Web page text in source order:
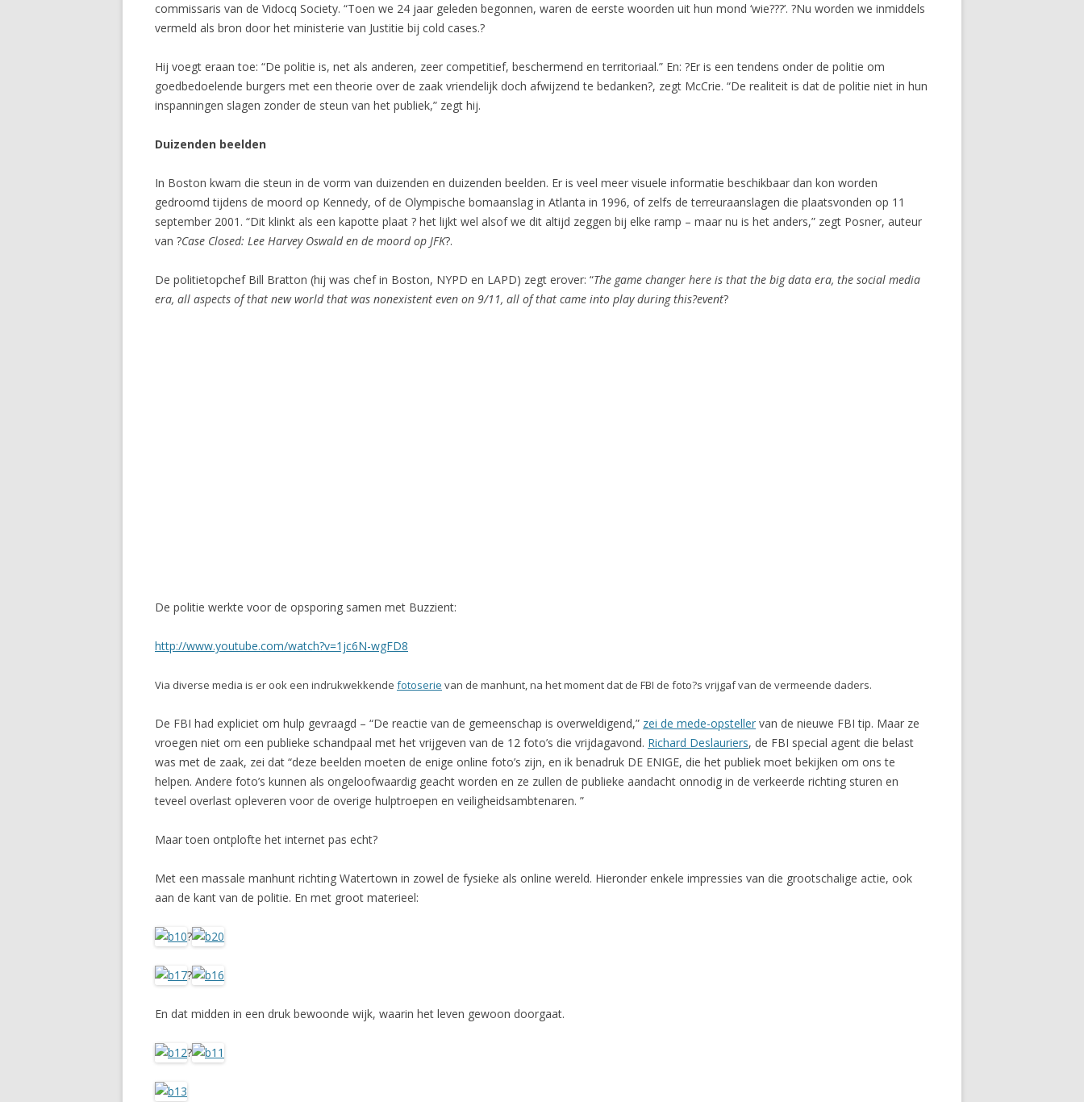
commissaris van de Vidocq Society. “Toen we 24 jaar geleden begonnen, waren de eerste woorden uit hun mond ‘wie???’. ?Nu worden we inmiddels
vermeld als bron door het ministerie van Justitie bij cold cases.?
Hij voegt eraan toe: “De politie is, net als anderen, zeer competitief, beschermend en territoriaal.” En: ?Er is een tendens onder de politie om
goedbedoelende burgers met een theorie over de zaak vriendelijk doch afwijzend te bedanken?, zegt McCrie. “De realiteit is dat de politie niet in hun
inspanningen slagen zonder de steun van het publiek,” zegt hij.
Duizenden beelden
In Boston kwam die steun in de vorm van duizenden en duizenden beelden. Er is veel meer visuele informatie beschikbaar dan kon worden
gedroomd tijdens de moord op Kennedy, of de Olympische bomaanslag in Atlanta in 1996, of zelfs de terreuraanslagen die plaatsvonden op 11
september 2001. “Dit klinkt als een kapotte plaat ? het lijkt wel alsof we dit altijd zeggen bij elke ramp – maar nu is het anders,” zegt Posner, auteur
van ?Case Closed: Lee Harvey Oswald en de moord op JFK?.
De politietopchef Bill Bratton (hij was chef in Boston, NYPD en LAPD) zegt erover: “The game changer here is that the big data era, the social media
era, all aspects of that new world that was nonexistent even on 9/11, all of that came into play during this?event?
De politie werkte voor de opsporing samen met Buzzient:
http://www.youtube.com/watch?v=1jc6N-wgFD8
Via diverse media is er ook een indrukwekkende fotoserie van de manhunt, na het moment dat de FBI de foto?s vrijgaf van de vermeende daders.
De FBI had expliciet om hulp gevraagd – “De reactie van de gemeenschap is overweldigend,” zei de mede-opsteller van de nieuwe FBI tip. Maar ze
vroegen niet om een publieke schandpaal met het vrijgeven van de 12 foto’s die vrijdagavond. Richard Deslauriers, de FBI special agent die belast
was met de zaak, zei dat “deze beelden moeten de enige online foto’s zijn, en ik benadruk DE ENIGE, die het publiek moet bekijken om ons te
helpen. Andere foto’s kunnen als ongeloofwaardig geacht worden en ze zullen de publieke aandacht onnodig in de verkeerde richting sturen en
teveel overlast opleveren voor de overige hulptroepen en veiligheidsambtenaren. ”
Maar toen ontplofte het internet pas echt?
Met een massale manhunt richting Watertown in zowel de fysieke als online wereld. Hieronder enkele impressies van die grootschalige actie, ook
aan de kant van de politie. En met groot materieel:
?
?
En dat midden in een druk bewoonde wijk, waarin het leven gewoon doorgaat.
?